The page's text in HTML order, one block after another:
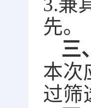
3.兼
先。
三
本次
过筛